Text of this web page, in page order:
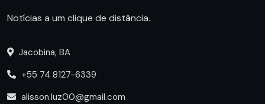
Notícias a um clique de distância.
Jacobina, BA
+55 74 8127-6339
alisson.luz00@gmail.com